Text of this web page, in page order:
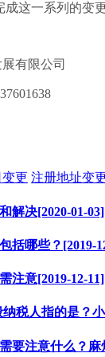
这一系列的变更
有限公司
更 注册地址变
解决[2020-01-03]
括哪些？[2019-
注意[2019-12-11]
税人指的是？
要注意什么？麻